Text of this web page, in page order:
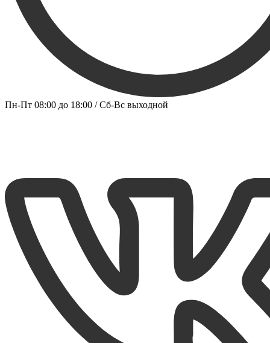
Пн-Пт 08:00 до 18:00 / Сб-Вс выходной